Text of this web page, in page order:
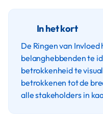
In het kort
De Ringen van Invloed
belanghebbenden te
betrokkenheid te
betrokkenen tot de
alle stakeholders in